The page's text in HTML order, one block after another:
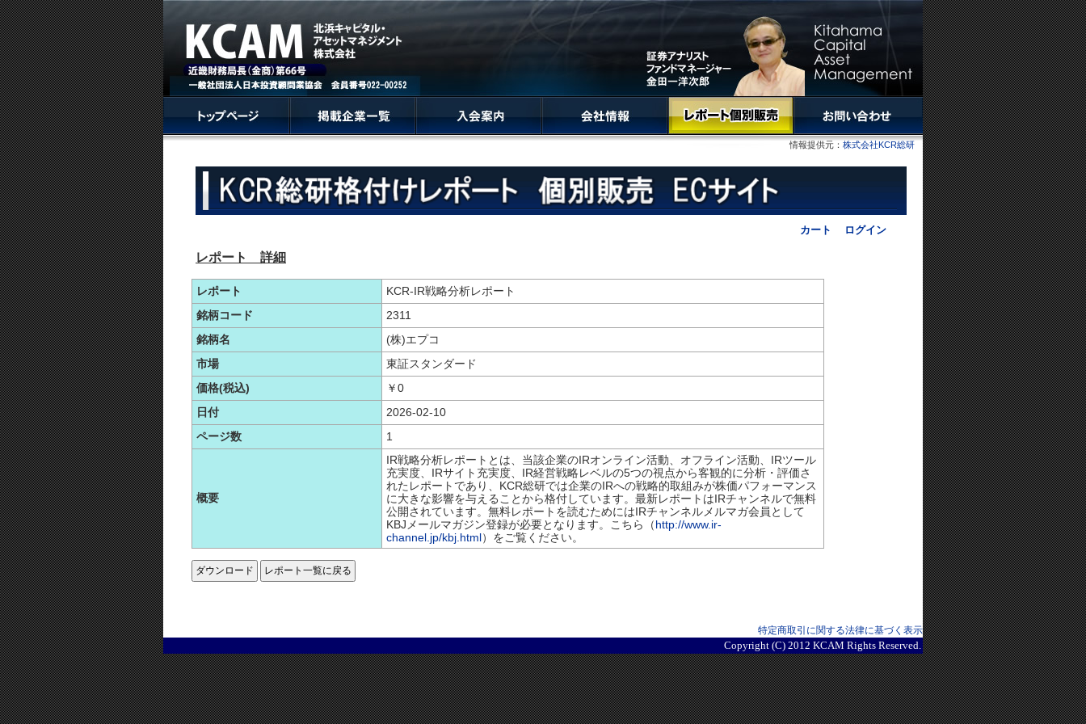
情報提供元： 株式会社KCR総研
カート ログイン
レポート 詳細
レポート
KCR-IR戦略分析レポート
銘柄コード
2311
銘柄名
(株)エプコ
市場
東証スタンダード
価格(税込)
￥0
日付
2026-02-10
ページ数
1
概要
IR戦略分析レポートとは、当該企業のIRオンライン活動、オフライン活動、IRツール
充実度、IRサイト充実度、IR経営戦略レベルの5つの視点から客観的に分析・評価さ
れたレポートであり、KCR総研では企業のIRへの戦略的取組みが株価パフォーマンス
に大きな影響を与えることから格付しています。最新レポートはIRチャンネルで無料
公開されています。無料レポートを読むためにはIRチャンネルメルマガ会員として
KBJメールマガジン登録が必要となります。こちら（http://www.ir-
channel.jp/kbj.html）をご覧ください。
特定商取引に関する法律に基づく表示
Copyright (C) 2012 KCAM Rights Reserved.